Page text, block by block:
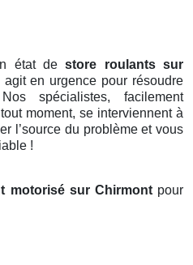
état destore roulants sur
agit en urgence pour résoudre
spécialistes, facilement
moment, se interviennent à
l’source du problème et vous
!
motorisé sur Chirmont pour